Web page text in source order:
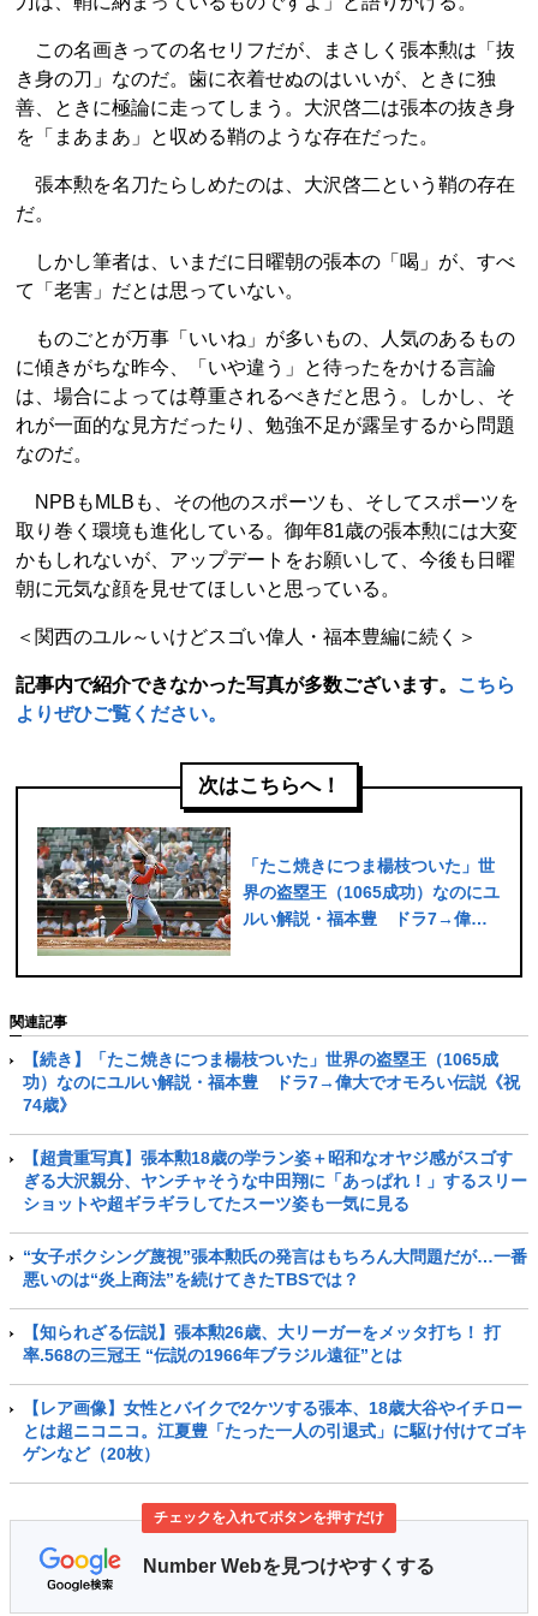
この名画きっての名セリフだが、まさしく張本勲は「抜
き身の刀」なのだ。歯に衣着せぬのはいいが、ときに独
善、ときに極論に走ってしまう。大沢啓二は張本の抜き身
を「まあまあ」と収める鞘のような存在だった。
張本勲を名刀たらしめたのは、大沢啓二という鞘の存在
だ。
しかし筆者は、いまだに日曜朝の張本の「喝」が、すべ
て「老害」だとは思っていない。
ものごとが万事「いいね」が多いもの、人気のあるもの
に傾きがちな昨今、「いや違う」と待ったをかける言論
は、場合によっては尊重されるべきだと思う。しかし、そ
れが一面的な見方だったり、勉強不足が露呈するから問題
なのだ。
NPBもMLBも、その他のスポーツも、そしてスポーツを
取り巻く環境も進化している。御年81歳の張本勲には大変
かもしれないが、アップデートをお願いして、今後も日曜
朝に元気な顔を見せてほしいと思っている。
＜関西のユル～いけどスゴい偉人・福本豊編に続く＞
記事内で紹介できなかった写真が多数ございます。
こちら
よりぜひご覧ください。
次はこちらへ！
「たこ焼きにつま楊枝ついた」世
界の盗塁王（1065成功）なのにユ
ルい解説・福本豊 ドラ7→偉大
関連記事
【続き】「たこ焼きにつま楊枝ついた」世界の盗塁王（1065成
功）なのにユルい解説・福本豊 ドラ7→偉大でオモろい伝説《祝
74歳》
【超貴重写真】張本勲18歳の学ラン姿＋昭和なオヤジ感がスゴす
ぎる大沢親分、ヤンチャそうな中田翔に「あっぱれ！」するスリー
ショットや超ギラギラしてたスーツ姿も一気に見る
“女子ボクシング蔑視”張本勲氏の発言はもちろん大問題だが…一番
悪いのは“炎上商法”を続けてきたTBSでは？
【知られざる伝説】張本勲26歳、大リーガーをメッタ打ち！ 打
率.568の三冠王 “伝説の1966年ブラジル遠征”とは
【レア画像】女性とバイクで2ケツする張本、18歳大谷やイチロー
とは超ニコニコ。江夏豊「たった一人の引退式」に駆け付けてゴキ
ゲンなど（20枚）
チェックを入れてボタンを押すだけ
Number Webを見つけやすくする